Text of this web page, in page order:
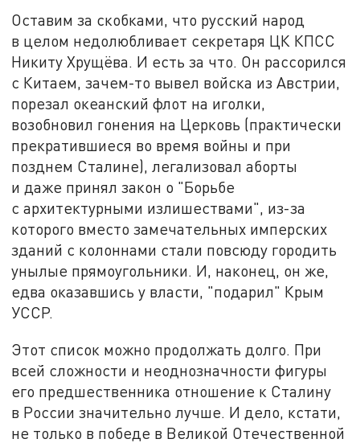
Оставим за скобками, что русский народ
в целом недолюбливает секретаря ЦК КПСС
Никиту Хрущёва. И есть за что. Он рассорился
с Китаем, зачем-то вывел войска из Австрии,
порезал океанский флот на иголки,
возобновил гонения на Церковь (практически
прекратившиеся во время войны и при
позднем Сталине), легализовал аборты
и даже принял закон о "Борьбе
с архитектурными излишествами", из-за
которого вместо замечательных имперских
зданий с колоннами стали повсюду городить
унылые прямоугольники. И, наконец, он же,
едва оказавшись у власти, "подарил" Крым
УССР.
Этот список можно продолжать долго. При
всей сложности и неоднозначности фигуры
его предшественника отношение к Сталину
в России значительно лучше. И дело, кстати,
не только в победе в Великой Отечественной